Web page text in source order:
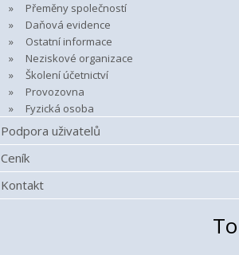
Přeměny společností
Daňová evidence
Ostatní informace
Neziskové organizace
Školení účetnictví
Provozovna
Fyzická osoba
Podpora uživatelů
Ceník
Kontakt